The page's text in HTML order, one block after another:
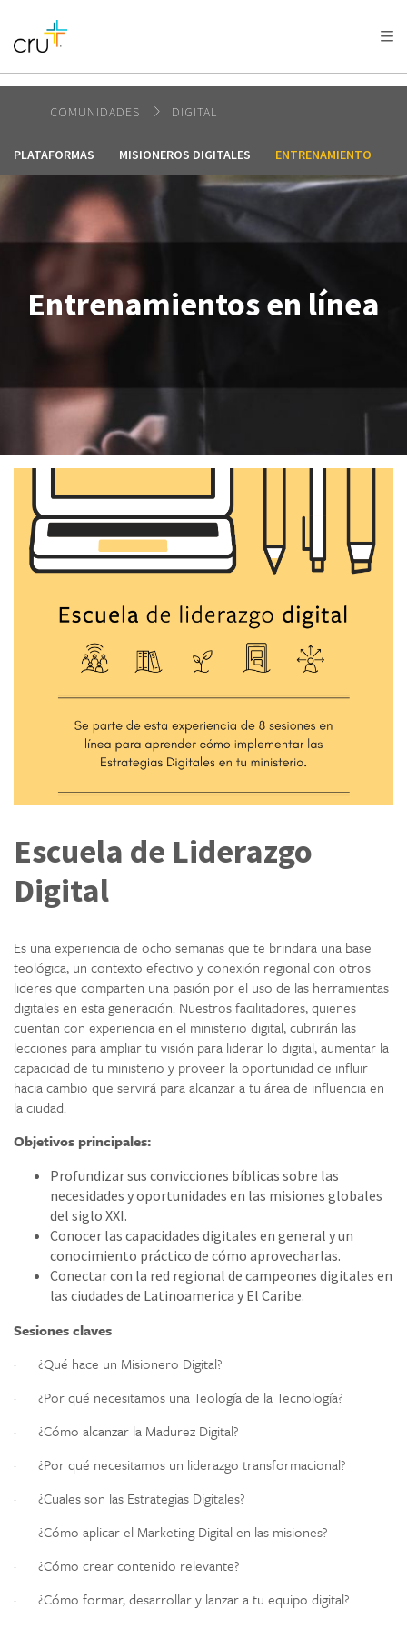
AFRICA
AMERICA / CARIBBEAN
OCEANIA
COMUNIDADES DIGITAL
PLATAFORMAS MISIONEROS DIGITALES ENTRENAMIENTO
Entrenamientos en línea
Escuela de Liderazgo
Digital
Es una experiencia de ocho semanas que te brindara una base
teológica, un contexto efectivo y conexión regional con otros
lideres que comparten una pasión por el uso de las herramientas
digitales en esta generación. Nuestros facilitadores, quienes
cuentan con experiencia en el ministerio digital, cubrirán las
lecciones para ampliar tu visión para liderar lo digital, aumentar la
capacidad de tu ministerio y proveer la oportunidad de influir
hacia cambio que servirá para alcanzar a tu área de influencia en
la ciudad.
Objetivos principales:
Profundizar sus convicciones bíblicas sobre las
necesidades y oportunidades en las misiones globales
del siglo XXI.
Conocer las capacidades digitales en general y un
conocimiento práctico de cómo aprovecharlas.
Conectar con la red regional de campeones digitales en
las ciudades de Latinoamerica y El Caribe.
Sesiones claves
· ¿Qué hace un Misionero Digital?
· ¿Por qué necesitamos una Teología de la Tecnología?
· ¿Cómo alcanzar la Madurez Digital?
· ¿Por qué necesitamos un liderazgo transformacional?
· ¿Cuales son las Estrategias Digitales?
· ¿Cómo aplicar el Marketing Digital en las misiones?
· ¿Cómo crear contenido relevante?
· ¿Cómo formar, desarrollar y lanzar a tu equipo digital?